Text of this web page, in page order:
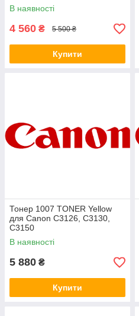
В наявності
4 560 ₴ 5 500 ₴
Купити
Тонер 1007 TONER Yellow
для Canon C3126, C3130,
C3150
В наявності
5 880 ₴
Купити